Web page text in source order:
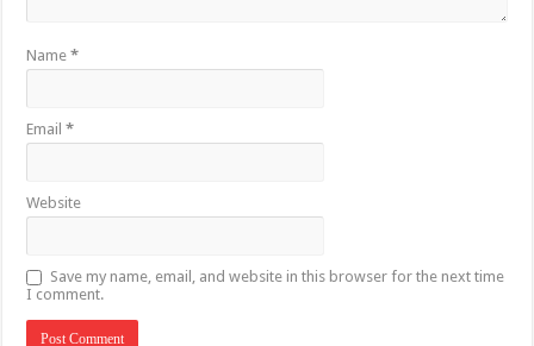
Name*
Email*
Website
Save my name, email, and website in this browser for the next time
I comment.